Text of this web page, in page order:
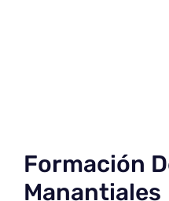
Formación
Manantiales